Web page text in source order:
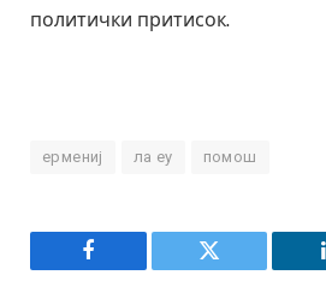
политички притисок.
ермениј ла еу помош
Facebook Twitter